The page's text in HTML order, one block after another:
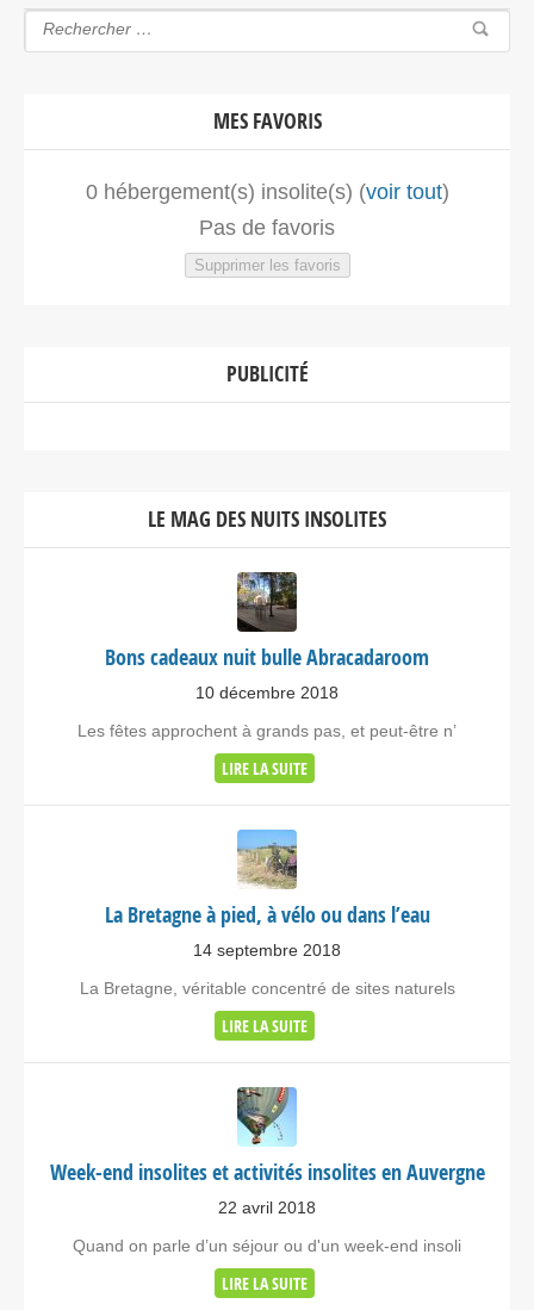
MES FAVORIS
0hébergement(s) insolite(s) (voir tout)
Pas de favoris
Supprimer les favoris
PUBLICITÉ
LE MAG DES NUITS INSOLITES
Bons cadeaux nuit bulle Abracadaroom
10 décembre 2018
Les fêtes approchent à grands pas, et peut-être n’
LIRE LA SUITE
La Bretagne à pied, à vélo ou dans l’eau
14 septembre 2018
La Bretagne, véritable concentré de sites naturels
LIRE LA SUITE
Week-end insolites et activités insolites en Auvergne
22 avril 2018
Quand on parle d’un séjour ou d'un week-end insoli
LIRE LA SUITE